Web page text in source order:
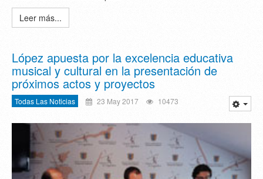
Leer más...
López apuesta por la excelencia educativa
musical y cultural en la presentación de
próximos actos y proyectos
Todas Las Noticias 23 May 2017 10473